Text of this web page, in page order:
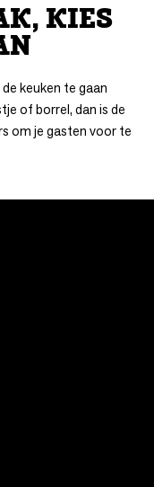
KIES
keuken te gaan
of borrel, dan is de
om je gasten voor te